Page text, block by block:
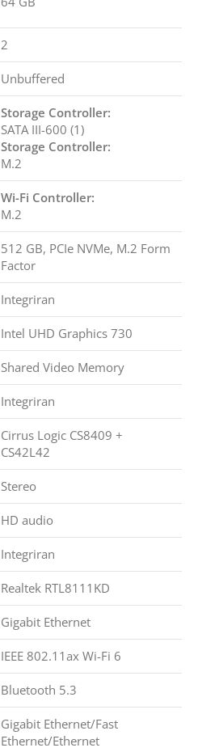
2
Unbuffered
Storage Controller:
SATA III-600 (1)
Storage Controller:
M.2
Wi-Fi Controller:
M.2
512 GB, PCIe NVMe, M.2 Form
Factor
Integriran
Intel UHD Graphics 730
Shared Video Memory
Integriran
Cirrus Logic CS8409 +
CS42L42
Stereo
HD audio
Integriran
Realtek RTL8111KD
Gigabit Ethernet
IEEE 802.11ax Wi-Fi 6
Bluetooth 5.3
Gigabit Ethernet/Fast
Ethernet/Ethernet